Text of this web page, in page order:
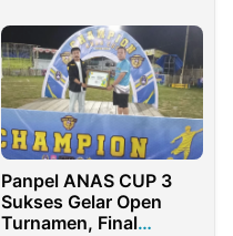
Panpel ANAS CUP 3
Sukses Gelar Open
Turnamen, Final